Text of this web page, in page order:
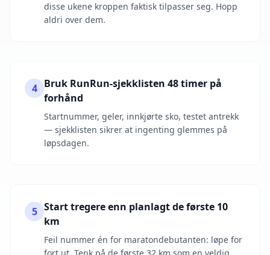
disse ukene kroppen faktisk tilpasser seg. Hopp
aldri over dem.
4 Bruk RunRun-sjekklisten 48 timer på
forhånd
Startnummer, geler, innkjørte sko, testet antrekk
— sjekklisten sikrer at ingenting glemmes på
løpsdagen.
5 Start tregere enn planlagt de første 10
km
Feil nummer én for maratondebutanten: løpe for